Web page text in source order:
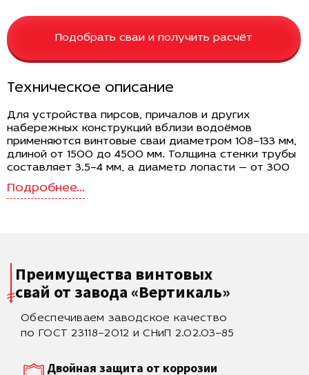
Подобрать сваи и получить расчёт
Техническое описание
Для устройства пирсов, причалов и других
набережных конструкций вблизи водоёмов
применяются винтовые сваи диаметром 108–133 мм,
длиной от 1500 до 4500 мм. Толщина стенки трубы
составляет 3.5–4 мм, а диаметр лопасти — от 300
до 350 мм. Вес одной сваи зависит от её длины и
диаметра и варьируется в пределах 14.9–63 кг. В
колебаний уровней воды.
Назначение и условия применения
Сваи данного типоразмера используются в составе
свайно-винтового основания при строительстве
Благодаря широким лопастям и высокой несущей
Преимущества винтовых
свай от завода «Вертикаль»
Обеспечиваем заводское качество
по ГОСТ 23118–2012 и СНиП 2.02.03–85
Двойная защита от коррозии